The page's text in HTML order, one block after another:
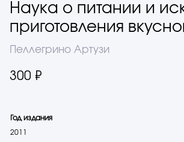
Наука о питании и
приготовления
Пеллегрино Артузи
300 ₽
Год издания
2011